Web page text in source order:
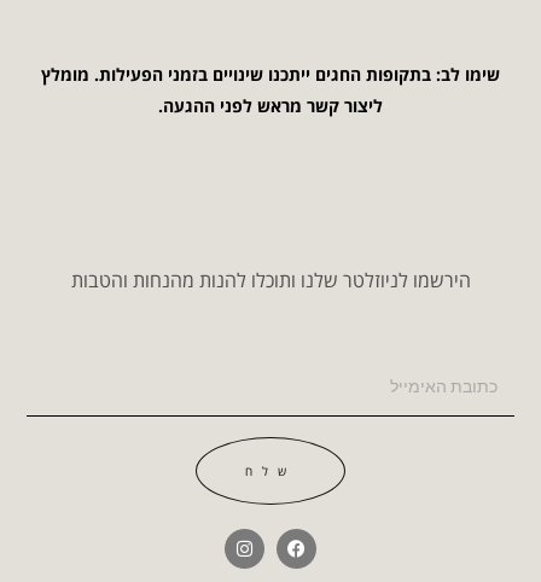
שימו לב: בתקופות החגים ייתכנו שינויים בזמני הפעילות. מומלץ
ליצור קשר מראש לפני ההגעה.
הירשמו לניוזלטר שלנו ותוכלו להנות מהנחות והטבות
שלח